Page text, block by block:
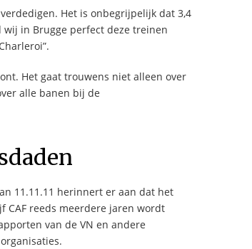
Het is onbegrijpelijk dat 3,4
in Brugge perfect deze treinen
Het gaat trouwens niet alleen over
alle banen bij de
11.11.11 herinnert er aan dat het
CAF reeds meerdere jaren wordt
van de VN en andere